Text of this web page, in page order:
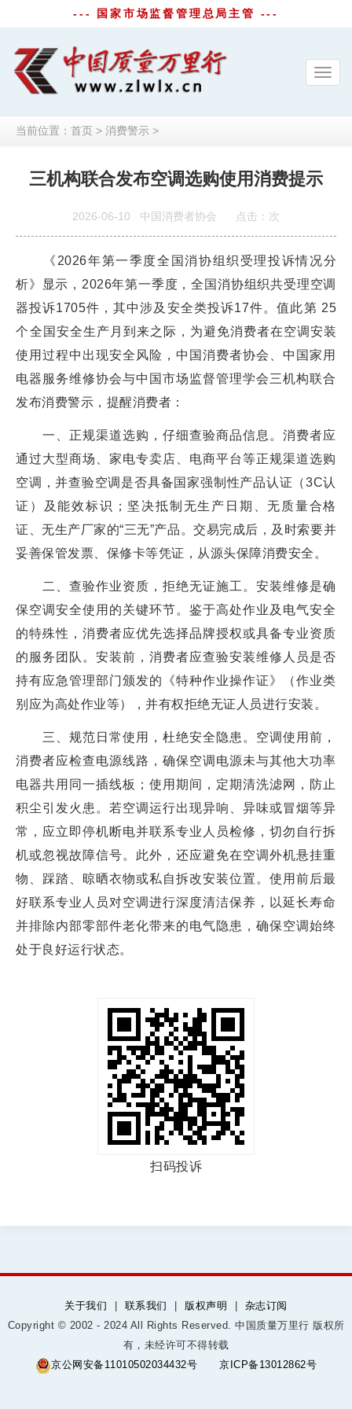
--- 国家市场监督管理总局主管 ---
当前位置： 首页 > 消费警示 >
三机构联合发布空调选购使用消费提示
2026-06-10 中国消费者协会 点击： 次
《2026年第一季度全国消协组织受理投诉情况分
析》显示，2026年第一季度，全国消协组织共受理空调
器投诉1705件，其中涉及安全类投诉17件。值此‌第 25
个‌全国安全生产月到来之际，为避免消费者在空调安装
使用过程中出现安全风险，中国消费者协会、中国家用
电器服务维修协会与中国市场监督管理学会三机构联合
发布消费警示，提醒消费者：
一、正规渠道选购，仔细查验商品信息。消费者应
通过大型商场、家电专卖店、电商平台等正规渠道选购
空调，并查验空调是否具备国家强制性产品认证（3C认
证）及能效标识；坚决抵制无生产日期、无质量合格
证、无生产厂家的“三无”产品。交易完成后，及时索要并
妥善保管发票、保修卡等凭证，从源头保障消费安全。
二、查验作业资质，拒绝无证施工。安装维修是确
保空调安全使用的关键环节。鉴于高处作业及电气安全
的特殊性，消费者应优先选择品牌授权或具备专业资质
的服务团队。安装前，消费者应查验安装维修人员是否
持有应急管理部门颁发的《特种作业操作证》（作业类
别应为高处作业等），并有权拒绝无证人员进行安装。
三、规范日常使用，杜绝安全隐患。空调使用前，
消费者应检查电源线路，确保空调电源未与其他大功率
电器共用同一插线板；使用期间，定期清洗滤网，防止
积尘引发火患。若空调运行出现异响、异味或冒烟等异
常，应立即停机断电并联系专业人员检修，切勿自行拆
机或忽视故障信号。此外，还应避免在空调外机悬挂重
物、踩踏、晾晒衣物或私自拆改安装位置。使用前后最
好联系专业人员对空调进行深度清洁保养，以延长寿命
并排除内部零部件老化带来的电气隐患，确保空调始终
处于良好运行状态。
扫码投诉
关于我们 联系我们 版权声明
杂志订阅
Copyright © 2002 - 2024 All Rights Reserved. 中国质量万里行 版权所
有，未经许可不得转载
京公网安备11010502034432号
京ICP备13012862号